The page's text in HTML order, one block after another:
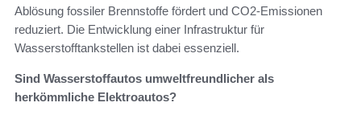
Ablösung fossiler Brennstoffe fördert und CO2-Emissionen
reduziert. Die Entwicklung einer Infrastruktur für
Wasserstofftankstellen ist dabei essenziell.
Sind Wasserstoffautos umweltfreundlicher als
herkömmliche Elektroautos?